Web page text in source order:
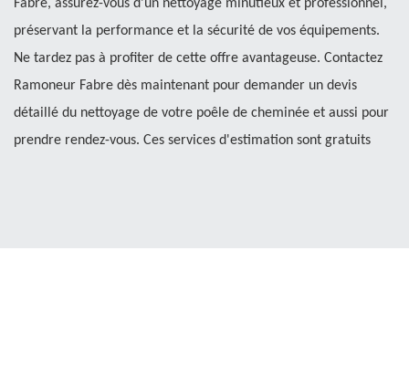
Fabre, assurez-vous d'un nettoyage minutieux et professionnel,
préservant la performance et la sécurité de vos équipements.
Ne tardez pas à profiter de cette offre avantageuse. Contactez
Ramoneur Fabre dès maintenant pour demander un devis
détaillé du nettoyage de votre poêle de cheminée et aussi pour
prendre rendez-vous. Ces services d'estimation sont gratuits